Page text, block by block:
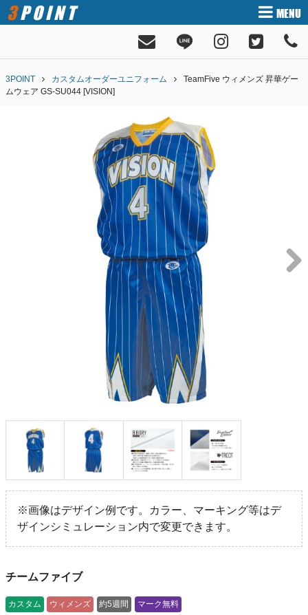
3POINT MENU
3POINT カスタムオーダーユニフォーム
TeamFive ウィメンズ 昇華ゲー
ムウェア GS-SU044 [VISION]
※画像はデザイン例です。カラー、マーキング等はデ
ザインシミュレーション内で変更できます。
チームファイブ
カスタム ウィメンズ 約5週間 マーク無料